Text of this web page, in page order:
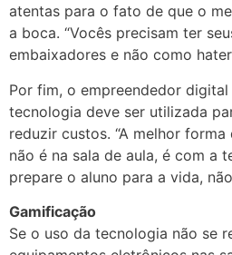
atentas para o fato de que o
a boca. “Vocês precisam ter
embaixadores e não como
Por fim, o empreendedor
tecnologia deve ser utilizada
reduzir custos. “A melhor
não é na sala de aula, é com a
prepare o aluno para a vida,
Gamificação
Se o uso da tecnologia não se